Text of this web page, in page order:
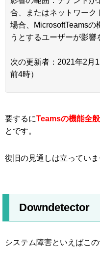
合、またはネットワーク
場合、MicrosoftTeamsの
うとするユーザーが影響
次の更新者：2021年2月
前4時）
要するにTeamsの機能全
とです。
復旧の見通しは立っていま
Downdetector
システム障害といえばこの